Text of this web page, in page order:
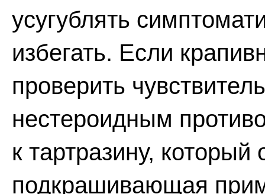
усугублять
избегать. Если
проверить
нестероидным
к тартразину,
подкрашивающая